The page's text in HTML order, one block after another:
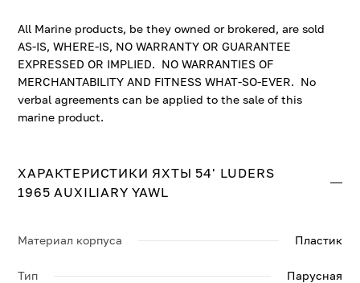
All Marine products, be they owned or brokered, are sold
AS-IS, WHERE-IS, NO WARRANTY OR GUARANTEE
EXPRESSED OR IMPLIED. NO WARRANTIES OF
MERCHANTABILITY AND FITNESS WHAT-SO-EVER. No
verbal agreements can be applied to the sale of this
marine product.
ХАРАКТЕРИСТИКИ ЯХТЫ 54' LUDERS
1965 AUXILIARY YAWL
Материал корпуса Пластик
Тип Парусная